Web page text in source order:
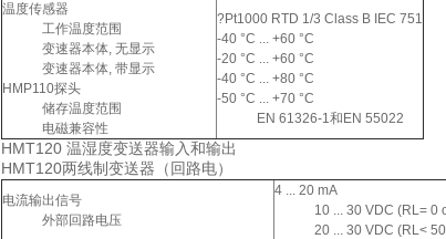
温度传感器
工作温度范围
变速器本体, 无显示
变速器本体, 带显示
HMP110探头
储存温度范围
电磁兼容性
?Pt1000 RTD 1/3 Class B IEC 751
-40 °C ... +60 °C
-20 °C ... +60 °C
-40 °C ... +80 °C
-50 °C ... +70 °C
EN 61326-1和EN 55022
HMT120 温湿度变送器输入和输出
HMT120两线制变送器（回路电）
电流输出信号
外部回路电压
4 ... 20 mA
10 ... 30 VDC (RL= 0
20 ... 30 VDC (RL<